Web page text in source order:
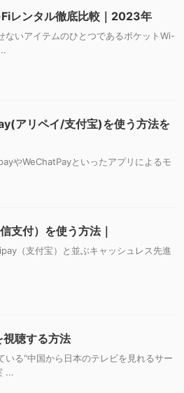
レンタル徹底比較｜2023年
ないアイテムのひとつであるポケットWi-
アリペイ/支付宝)を使う方法を
やWeChatPayといったアプリによるモ
支付）を使う方法｜
（支付宝）と並ぶキャッシュレス先進
聴する方法
いる“中国から日本のテレビを見れるサー
...